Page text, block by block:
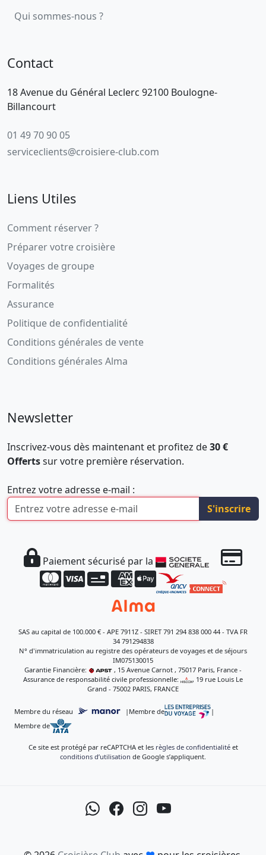
Qui sommes-nous ?
Contact
18 Avenue du Général Leclerc 92100 Boulogne-
Billancourt
01 49 70 90 05
serviceclients@croisiere-club.com
Liens Utiles
Comment réserver ?
Préparer votre croisière
Voyages de groupe
Formalités
Assurance
Politique de confidentialité
Conditions générales de vente
Conditions générales Alma
Newsletter
Inscrivez-vous dès maintenant et profitez de30 €
Offertssur votre première réservation.
Entrez votre adresse e-mail :
S'inscrire
Paiement sécurisé par la
SAS au capital de 100.000 € - APE 7911Z - SIRET 791 294 838 000 44 - TVA FR
34 791294838
N° d'immatriculation au registre des opérateurs de voyages et de séjours
IM075130015
Garantie Financière:
, 15 Avenue Carnot , 75017 Paris, France -
Assurance de responsabilité civile professionnelle:
, 19 rue Louis Le
Grand - 75002 PARIS, FRANCE
Membre du réseau | Membre de
|
Membre de
Ce site est protégé par reCAPTCHA et les règles de confidentialitéet
conditions d’utilisation de Google s’appliquent.